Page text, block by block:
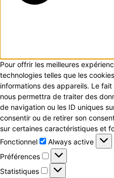
Pour offrir les meilleures
technologies telles que les
informations des appareils. Le
nous permettra de traiter des
de navigation ou les ID uniques
consentir ou de retirer son
sur certaines caractéristiques et
Fonctionnel
Fonctionnel
Always active
Préférences
Préférences
Statistiques
Statistiques